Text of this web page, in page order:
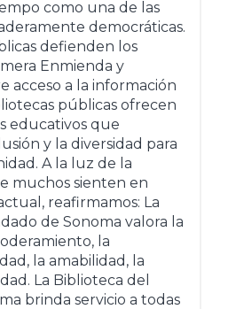
como una de las
democráticas.
defienden los
Enmienda y
acceso a la información
públicas ofrecen
educativos que
y la diversidad para
A la luz de la
muchos sienten en
reafirmamos: La
de Sonoma valora la
la
la amabilidad, la
La Biblioteca del
brinda servicio a todas